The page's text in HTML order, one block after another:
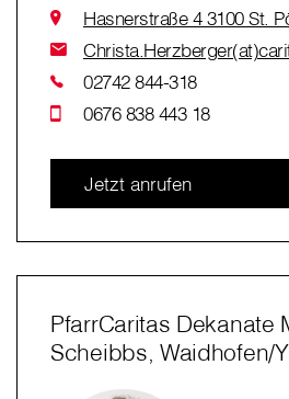
Hasnerstraße 4 3100 St.
02742 844-318
0676 838 443 18
Jetzt anrufen
PfarrCaritas Dekanate
Scheibbs, Waidhofen/